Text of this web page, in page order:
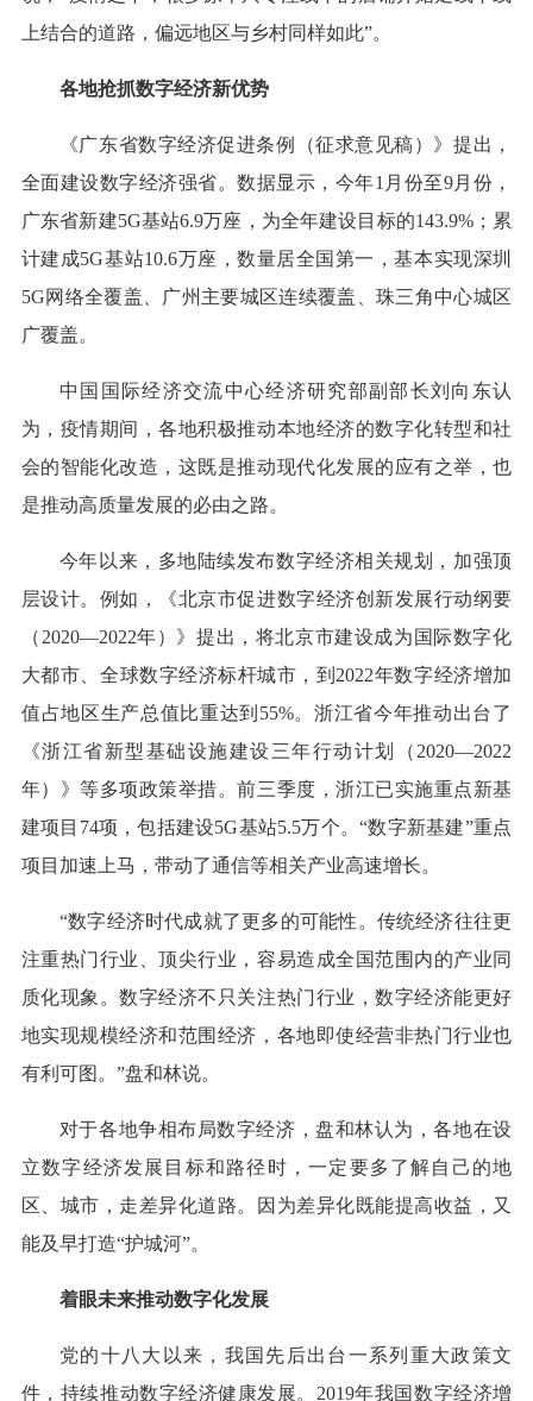
上结合的道路，偏远地区与乡村同样如此”。
各地抢抓数字经济新优势
《广东省数字经济促进条例（征求意见稿）》提出，
全面建设数字经济强省。数据显示，今年1月份至9月份，
广东省新建5G基站6.9万座，为全年建设目标的143.9%；累
计建成5G基站10.6万座，数量居全国第一，基本实现深圳
5G网络全覆盖、广州主要城区连续覆盖、珠三角中心城区
广覆盖。
中国国际经济交流中心经济研究部副部长刘向东认
为，疫情期间，各地积极推动本地经济的数字化转型和社
会的智能化改造，这既是推动现代化发展的应有之举，也
是推动高质量发展的必由之路。
今年以来，多地陆续发布数字经济相关规划，加强顶
层设计。例如，《北京市促进数字经济创新发展行动纲要
（2020—2022年）》提出，将北京市建设成为国际数字化
大都市、全球数字经济标杆城市，到2022年数字经济增加
值占地区生产总值比重达到55%。浙江省今年推动出台了
《浙江省新型基础设施建设三年行动计划（2020—2022
年）》等多项政策举措。前三季度，浙江已实施重点新基
建项目74项，包括建设5G基站5.5万个。“数字新基建”重点
项目加速上马，带动了通信等相关产业高速增长。
“数字经济时代成就了更多的可能性。传统经济往往更
注重热门行业、顶尖行业，容易造成全国范围内的产业同
质化现象。数字经济不只关注热门行业，数字经济能更好
地实现规模经济和范围经济，各地即使经营非热门行业也
有利可图。”盘和林说。
对于各地争相布局数字经济，盘和林认为，各地在设
立数字经济发展目标和路径时，一定要多了解自己的地
区、城市，走差异化道路。因为差异化既能提高收益，又
能及早打造“护城河”。
着眼未来推动数字化发展
党的十八大以来，我国先后出台一系列重大政策文
件，持续推动数字经济健康发展。2019年我国数字经济增